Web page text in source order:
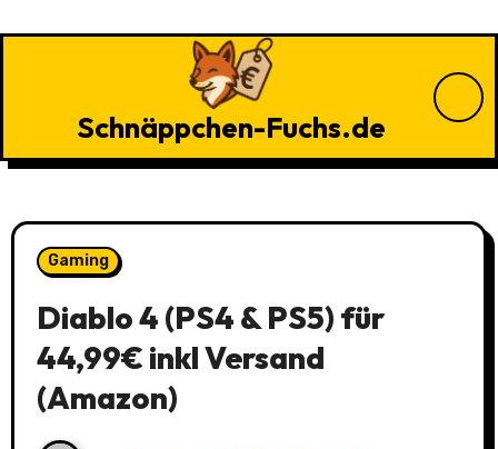
Schnäppchen-Fuchs.de
Gaming
Diablo 4 (PS4 & PS5) für
44,99€ inkl Versand
(Amazon)